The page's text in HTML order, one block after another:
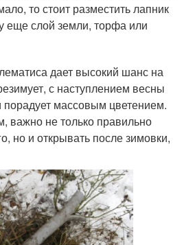
то стоит разместить лапник
еще слой земли, торфа или
дает высокий шанс на
с наступлением весны
порадует массовым цветением.
важно не только правильно
но и открывать после зимовки,